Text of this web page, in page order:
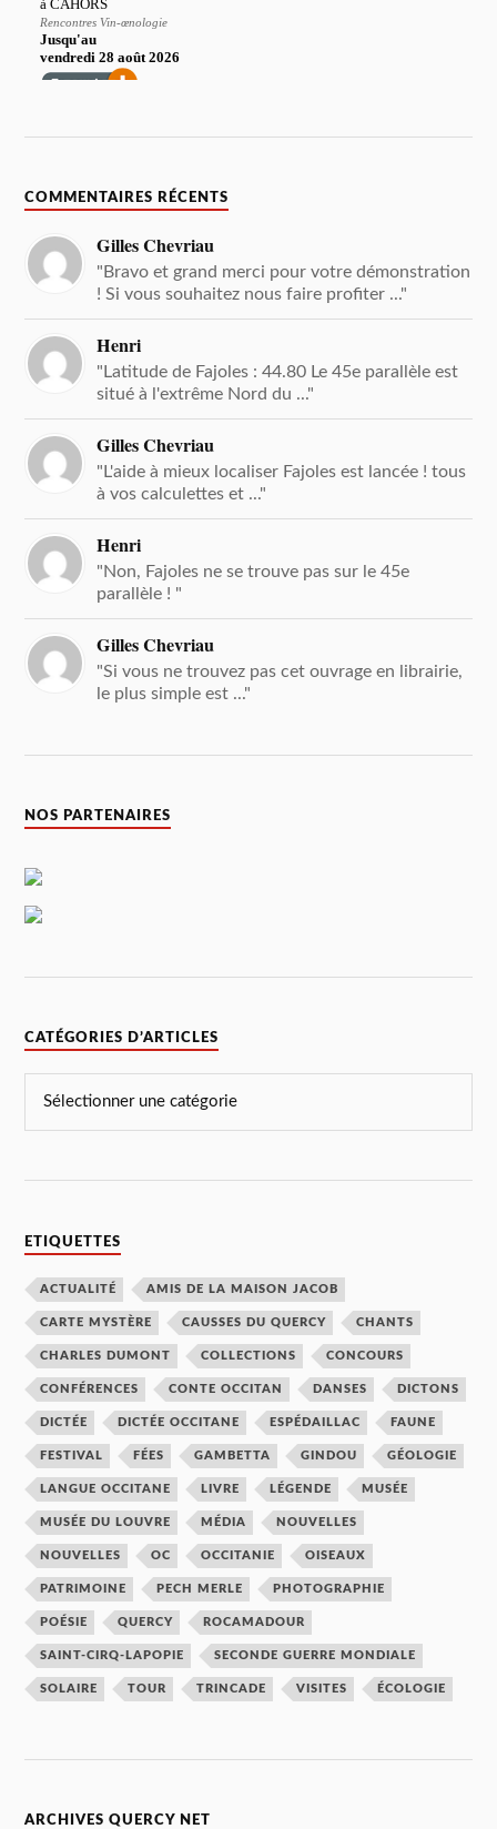
COMMENTAIRES RÉCENTS
Gilles Chevriau
"Bravo et grand merci pour votre démonstration
! Si vous souhaitez nous faire profiter ..."
Henri
"Latitude de Fajoles : 44.80 Le 45e parallèle est
situé à l'extrême Nord du ..."
Gilles Chevriau
"L'aide à mieux localiser Fajoles est lancée ! tous
à vos calculettes et ..."
Henri
"Non, Fajoles ne se trouve pas sur le 45e
parallèle ! "
Gilles Chevriau
"Si vous ne trouvez pas cet ouvrage en librairie,
le plus simple est ..."
NOS PARTENAIRES
CATÉGORIES D’ARTICLES
ETIQUETTES
ACTUALITÉ AMIS DE LA MAISON JACOB
CARTE MYSTÈRE CAUSSES DU QUERCY CHANTS
CHARLES DUMONT COLLECTIONS CONCOURS
CONFÉRENCES CONTE OCCITAN DANSES DICTONS
DICTÉE DICTÉE OCCITANE ESPÉDAILLAC FAUNE
FESTIVAL FÉES GAMBETTA GINDOU GÉOLOGIE
LANGUE OCCITANE LIVRE LÉGENDE MUSÉE
MUSÉE DU LOUVRE MÉDIA NOUVELLES
NOUVELLES OC OCCITANIE OISEAUX
PATRIMOINE PECH MERLE PHOTOGRAPHIE
POÉSIE QUERCY ROCAMADOUR
SAINT-CIRQ-LAPOPIE SECONDE GUERRE MONDIALE
SOLAIRE TOUR TRINCADE VISITES ÉCOLOGIE
ARCHIVES QUERCY NET